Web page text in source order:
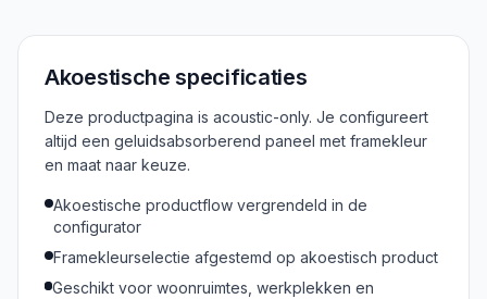
Akoestische specificaties
Deze productpagina is acoustic-only. Je configureert
altijd een geluidsabsorberend paneel met framekleur
en maat naar keuze.
Akoestische productflow vergrendeld in de
configurator
Framekleurselectie afgestemd op akoestisch product
Geschikt voor woonruimtes, werkplekken en